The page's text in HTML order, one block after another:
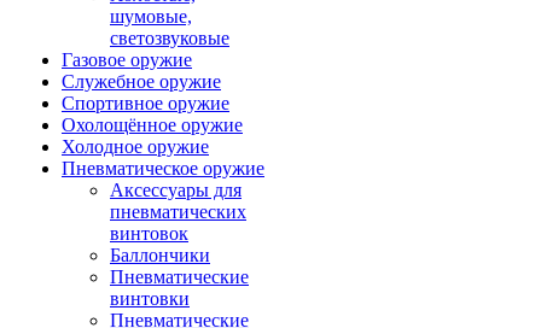
шумовые,
светозвуковые
Газовое оружие
Служебное оружие
Спортивное оружие
Охолощённое оружие
Холодное оружие
Пневматическое оружие
Аксессуары для
пневматических
винтовок
Баллончики
Пневматические
винтовки
Пневматические